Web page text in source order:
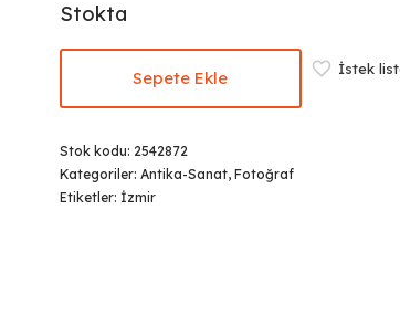
Stokta
Sepete Ekle İstek
Stok kodu: 2542872
Kategoriler: Antika-Sanat, Fotoğraf
Etiketler: İzmir